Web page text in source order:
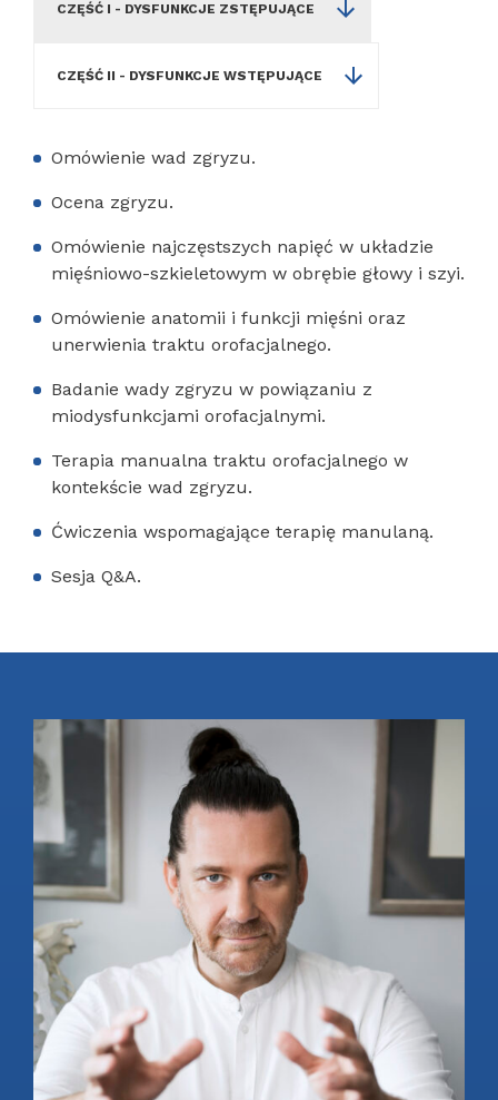
CZĘŚĆ I - DYSFUNKCJE ZSTĘPUJĄCE
CZĘŚĆ II - DYSFUNKCJE WSTĘPUJĄCE
Omówienie wad zgryzu.
Ocena zgryzu.
Omówienie najczęstszych napięć w układzie
mięśniowo-szkieletowym w obrębie głowy i szyi.
Omówienie anatomii i funkcji mięśni oraz
unerwienia traktu orofacjalnego.
Badanie wady zgryzu w powiązaniu z
miodysfunkcjami orofacjalnymi.
Terapia manualna traktu orofacjalnego w
kontekście wad zgryzu.
Ćwiczenia wspomagające terapię manulaną.
Sesja Q&A.